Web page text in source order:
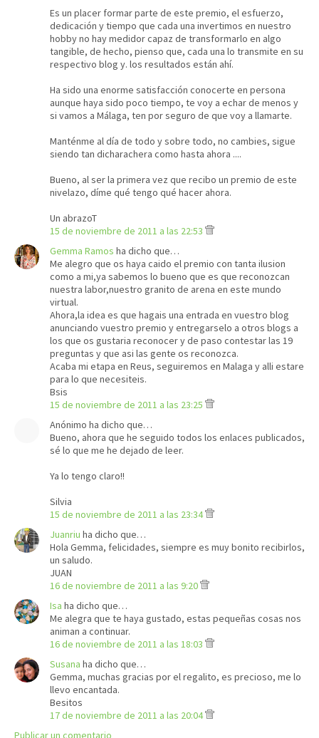
Es un placer formar parte de este premio, el esfuerzo,
dedicación y tiempo que cada una invertimos en nuestro
hobby no hay medidor capaz de transformarlo en algo
tangible, de hecho, pienso que, cada una lo transmite en su
respectivo blog y. los resultados están ahí.
Ha sido una enorme satisfacción conocerte en persona
aunque haya sido poco tiempo, te voy a echar de menos y
si vamos a Málaga, ten por seguro de que voy a llamarte.
Manténme al día de todo y sobre todo, no cambies, sigue
siendo tan dicharachera como hasta ahora ....
Bueno, al ser la primera vez que recibo un premio de este
nivelazo, díme qué tengo qué hacer ahora.
Un abrazoT
15 de noviembre de 2011 a las 22:53
Gemma Ramos ha dicho que…
Me alegro que os haya caido el premio con tanta ilusion
como a mi,ya sabemos lo bueno que es que reconozcan
nuestra labor,nuestro granito de arena en este mundo
virtual.
Ahora,la idea es que hagais una entrada en vuestro blog
anunciando vuestro premio y entregarselo a otros blogs a
los que os gustaria reconocer y de paso contestar las 19
preguntas y que asi las gente os reconozca.
Acaba mi etapa en Reus, seguiremos en Malaga y alli estare
para lo que necesiteis.
Bsis
15 de noviembre de 2011 a las 23:25
Anónimo ha dicho que…
Bueno, ahora que he seguido todos los enlaces publicados,
sé lo que me he dejado de leer.
Ya lo tengo claro!!
Silvia
15 de noviembre de 2011 a las 23:34
Juanriu ha dicho que…
Hola Gemma, felicidades, siempre es muy bonito recibirlos,
un saludo.
JUAN
16 de noviembre de 2011 a las 9:20
Isa ha dicho que…
Me alegra que te haya gustado, estas pequeñas cosas nos
animan a continuar.
16 de noviembre de 2011 a las 18:03
Susana ha dicho que…
Gemma, muchas gracias por el regalito, es precioso, me lo
llevo encantada.
Besitos
17 de noviembre de 2011 a las 20:04
Publicar un comentario